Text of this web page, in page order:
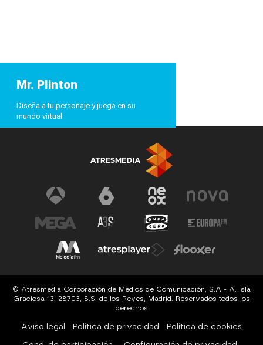
Mr. Plinton
Diseña a tu personaje y juega en su
mundo virtual
© Atresmedia Corporación de Medios de Comunicación, S.A - A. Isla
Graciosa 13, 28703, S.S. de los Reyes, Madrid. Reservados todos los
derechos
Aviso legal Política de privacidad Política de cookies